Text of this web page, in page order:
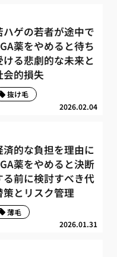
ハゲの若者が途中で
薬をやめると待ち
ける悲劇的な未来と
会的損失
2026.02.04
抜け毛
済的な負担を理由に
薬をやめると決断
る前に検討すべき代
策とリスク管理
2026.01.31
薄毛